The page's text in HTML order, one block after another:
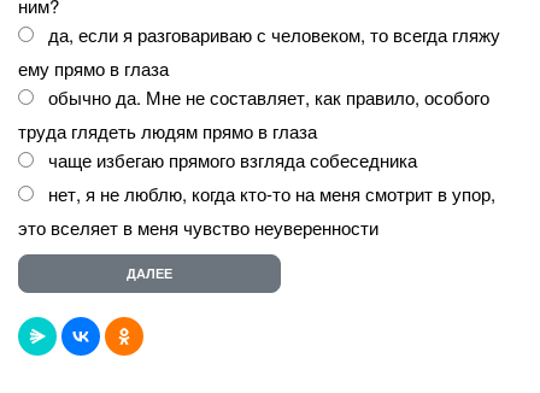
ним?
да, если я разговариваю с человеком, то всегда гляжу
ему прямо в глаза
обычно да. Мне не составляет, как правило, особого
труда глядеть людям прямо в глаза
чаще избегаю прямого взгляда собеседника
нет, я не люблю, когда кто-то на меня смотрит в упор,
это вселяет в меня чувство неуверенности